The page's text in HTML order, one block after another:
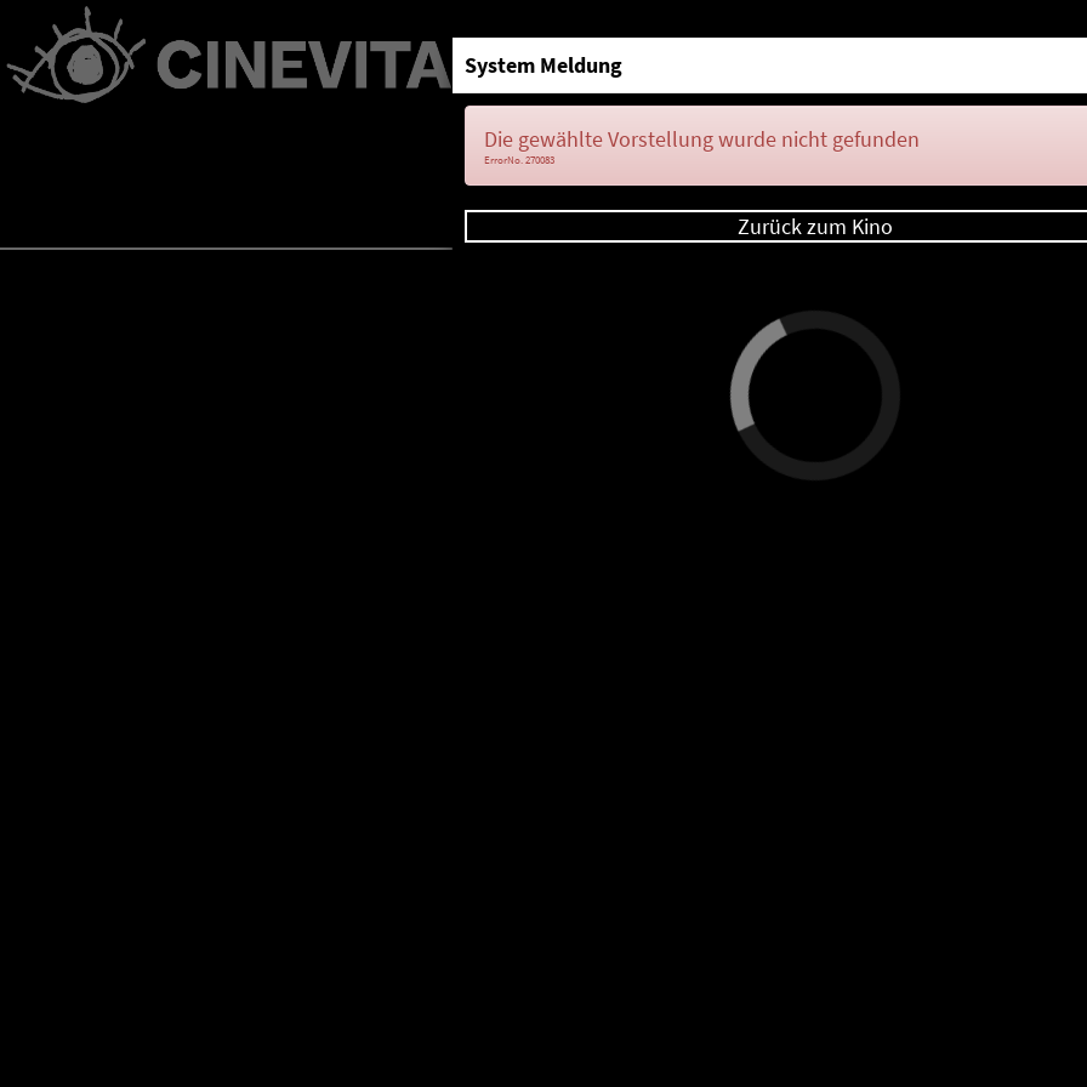
System Meldung
Die gewählte Vorstellung wurde nicht gefunden
ErrorNo. 270083
Zurück zum Kino